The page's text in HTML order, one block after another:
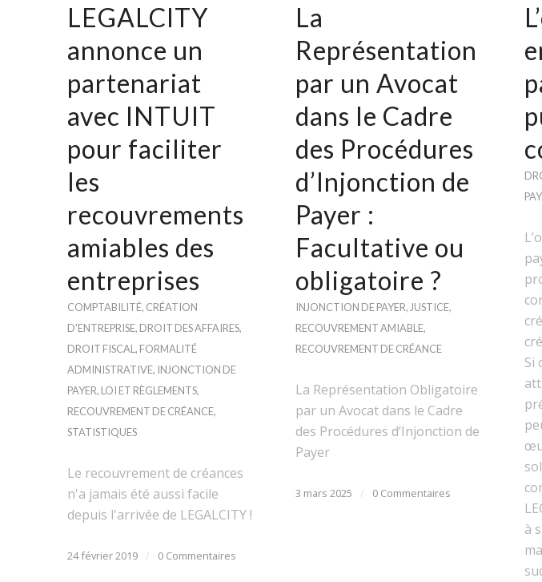
LEGALCITY
annonce un
partenariat
avec INTUIT
pour faciliter
les
recouvrements
amiables des
entreprises
COMPTABILITÉ, CRÉATION
D'ENTREPRISE, DROIT DES AFFAIRES,
DROIT FISCAL , FORMALITÉ
ADMINISTRATIVE, INJONCTION DE
PAYER, LOI ET RÈGLEMENTS,
RECOUVREMENT DE CRÉANCE,
STATISTIQUES
Le recouvrement de créances
n'a jamais été aussi facile
depuis l'arrivée de LEGALCITY !
24 février 2019 / 0 Commentaires
La
Représentation
par un Avocat
dans le Cadre
des Procédures
d’Injonction de
Payer :
Facultative ou
obligatoire ?
INJONCTION DE PAYER, JUSTICE,
RECOUVREMENT AMIABLE,
RECOUVREMENT DE CRÉANCE
La Représentation Obligatoire
par un Avocat dans le Cadre
des Procédures d’Injonction de
Payer
3 mars 2025 / 0 Commentaires
Si
à